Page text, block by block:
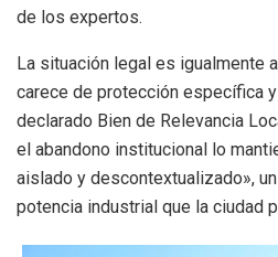
de los expertos.
La situación legal es igualmente
carece de protección específica
declarado Bien de Relevancia
el abandono institucional lo
aislado y descontextualizado»,
potencia industrial que la ciudad